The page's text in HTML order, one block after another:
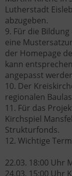
Lutherstadt
abzugeben.
9. Für die
eine
der Homepage
kann
angepasst
10. Der
regionalen
11. Für das
Kirchspiel
Strukturfonds.
12. Wichtige
22.03. 18:00 Uhr
24.03. 15:00 Uhr